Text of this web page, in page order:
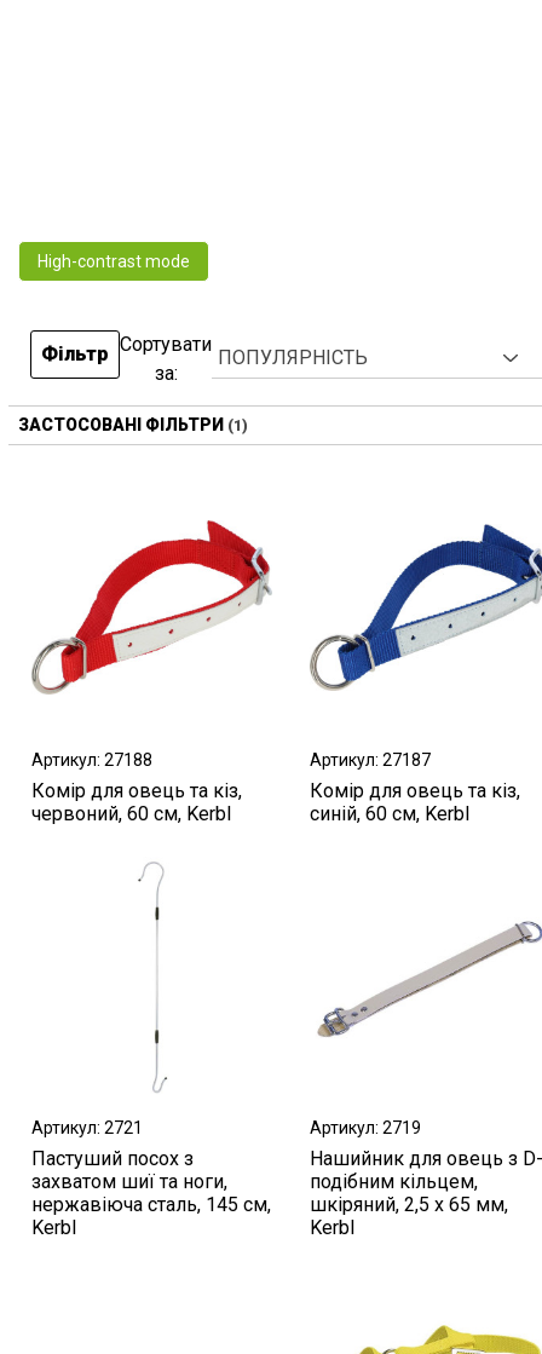
High-contrast mode
Фільтр Сортувати
за:
ЗАСТОСОВАНІ ФІЛЬТРИ
Артикул: 27188
Комір для овець та кіз,
червоний, 60 см, Kerbl
Артикул: 27187
Комір для овець та кіз,
синій, 60 см, Kerbl
Артикул: 2721
Пастуший посох з
захватом шиї та ноги,
нержавіюча сталь, 145 см,
Kerbl
Артикул: 2719
Нашийник для овець з D-
подібним кільцем,
шкіряний, 2,5 х 65 мм,
Kerbl